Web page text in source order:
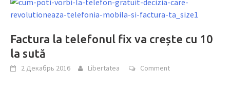
Factura la telefonul fix va crește cu 10
la sută
2 Декабрь 2016 Libertatea Comment